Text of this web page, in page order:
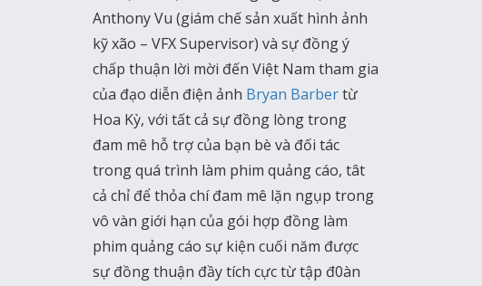
Anthony Vu (giám chế sản xuất hình ảnh
kỹ xão – VFX Supervisor) và sự đồng ý
chấp thuận lời mời đến Việt Nam tham gia
của đạo diễn điện ảnh Bryan Barbertừ
Hoa Kỳ, với tất cả sự đồng lòng trong
đam mê hỗ trợ của bạn bè và đối tác
trong quá trình làm phim quảng cáo, tât
cả chỉ để thỏa chí đam mê lặn ngụp trong
vô vàn giới hạn của gói hợp đồng làm
phim quảng cáo sự kiện cuối năm được
sự đồng thuận đầy tích cực từ tập đ0àn